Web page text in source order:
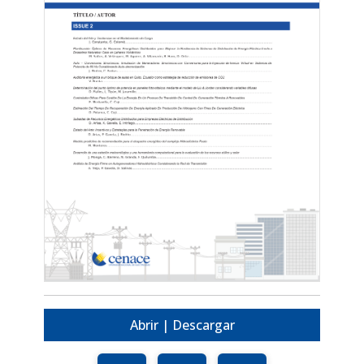
Abrir | Descargar